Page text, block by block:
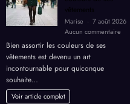
récupérer,
dormir
et
retrouver
l’énergie
vêtements
Marise
7 août 2026
Aucun commentaire
Bien assortir les couleurs de ses
vêtements est devenu un art
incontournable pour quiconque
souhaite…
Voir article complet